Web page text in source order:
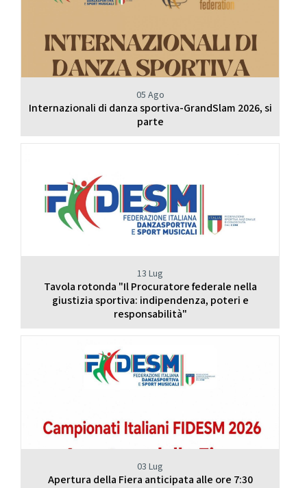
05 Ago
Internazionali di danza sportiva-GrandSlam 2026, si
parte
13 Lug
Tavola rotonda "Il Procuratore federale nella
giustizia sportiva: indipendenza, poteri e
responsabilità"
03 Lug
Apertura della Fiera anticipata alle ore 7:30